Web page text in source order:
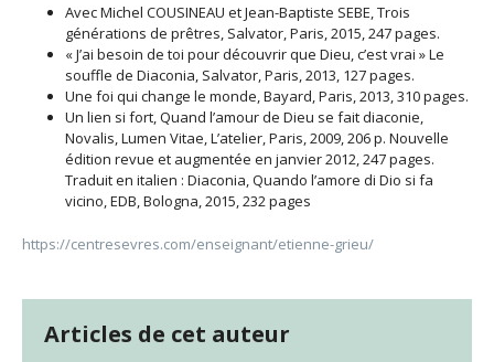
Avec Michel COUSINEAU et Jean-Baptiste SEBE, Trois
générations de prêtres, Salvator, Paris, 2015, 247 pages.
« J’ai besoin de toi pour découvrir que Dieu, c’est vrai » Le
souffle de Diaconia, Salvator, Paris, 2013, 127 pages.
Une foi qui change le monde, Bayard, Paris, 2013, 310 pages.
Un lien si fort, Quand l’amour de Dieu se fait diaconie,
Novalis, Lumen Vitae, L’atelier, Paris, 2009, 206 p. Nouvelle
édition revue et augmentée en janvier 2012, 247 pages.
Traduit en italien : Diaconia, Quando l’amore di Dio si fa
vicino, EDB, Bologna, 2015, 232 pages
https://centresevres.com/enseignant/etienne-grieu/
Articles de cet auteur